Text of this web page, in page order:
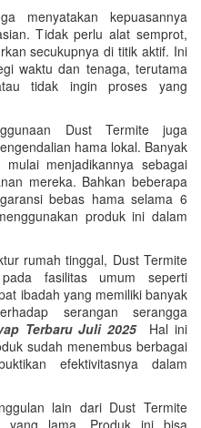
menyatakan kepuasannya
Tidak perlu alat semprot,
secukupnya di titik aktif. Ini
waktu dan tenaga, terutama
tidak ingin proses yang
Dust Termite juga
hama lokal. Banyak
menjadikannya sebagai
mereka. Bahkan beberapa
bebas hama selama 6
produk ini dalam
rumah tinggal, Dust Termite
fasilitas umum seperti
ibadah yang memiliki banyak
serangan serangga
Terbaru Juli 2025Hal ini
sudah menembus berbagai
efektivitasnya dalam
lain dari Dust Termite
yang lama. Produk ini bisa